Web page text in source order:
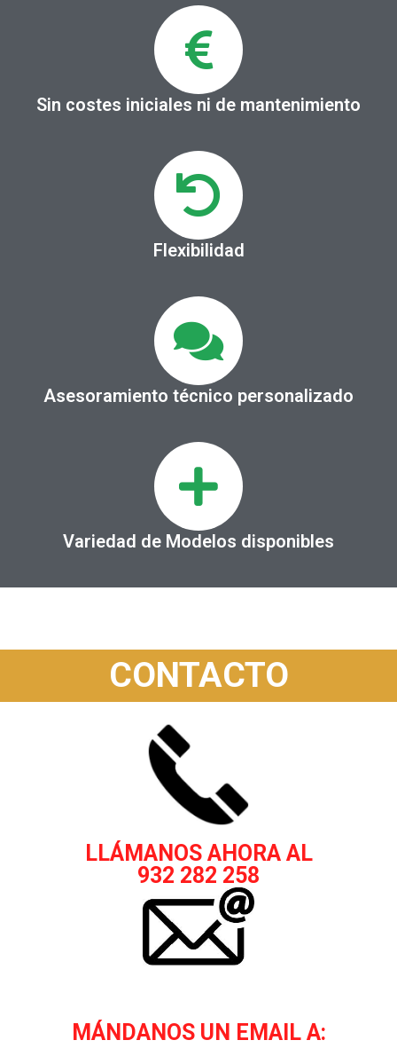
Sin costes iniciales ni de mantenimiento
Flexibilidad
Asesoramiento técnico personalizado
Variedad de Modelos disponibles
CONTACTO
LLÁMANOS AHORA AL
932 282 258
MÁNDANOS UN EMAIL A: